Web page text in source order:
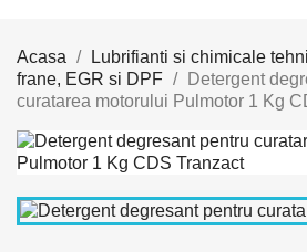
Acasa Lubrifianti si chimicale
frane, EGR si DPF
Detergent
curatarea motorului Pulmotor 1 Kg